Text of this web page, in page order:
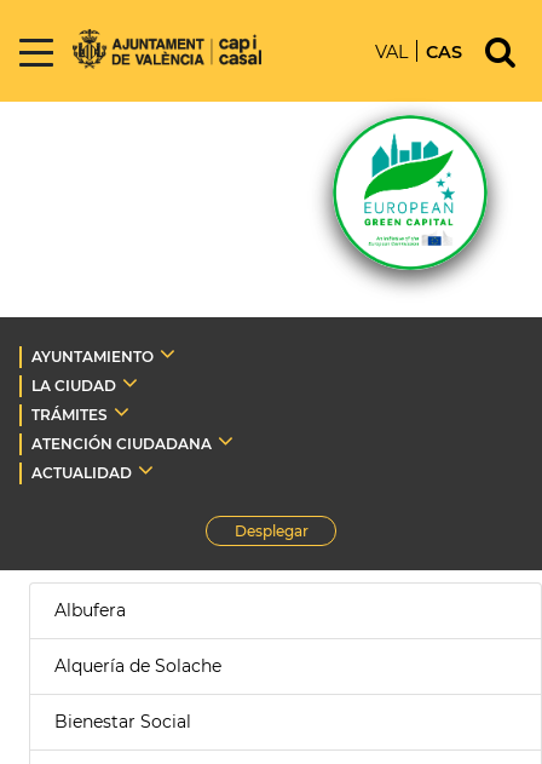
VAL CAS
AYUNTAMIENTO
LA CIUDAD
TRÁMITES
ATENCIÓN CIUDADANA
ACTUALIDAD
Desplegar
Albufera
Alquería de Solache
Bienestar Social